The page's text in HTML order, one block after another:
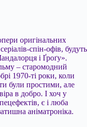
оригінальних
спін-офів, будуть
і Ґроґу».
– старомодний
1970-ті роки, коли
були простими, але
в добро. І хоч у
є і люба
аніматроніка.